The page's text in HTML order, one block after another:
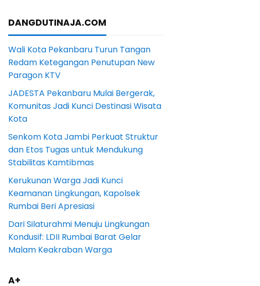
DANGDUTINAJA.COM
Wali Kota Pekanbaru Turun Tangan
Redam Ketegangan Penutupan New
Paragon KTV
JADESTA Pekanbaru Mulai Bergerak,
Komunitas Jadi Kunci Destinasi Wisata
Kota
Senkom Kota Jambi Perkuat Struktur
dan Etos Tugas untuk Mendukung
Stabilitas Kamtibmas
Kerukunan Warga Jadi Kunci
Keamanan Lingkungan, Kapolsek
Rumbai Beri Apresiasi
Dari Silaturahmi Menuju Lingkungan
Kondusif: LDII Rumbai Barat Gelar
Malam Keakraban Warga
A+